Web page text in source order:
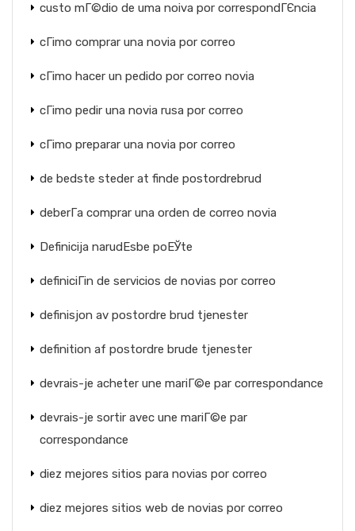
custo mГ©dio de uma noiva por correspondГЄncia
cГіmo comprar una novia por correo
cГіmo hacer un pedido por correo novia
cГіmo pedir una novia rusa por correo
cГіmo preparar una novia por correo
de bedste steder at finde postordrebrud
deberГ­a comprar una orden de correo novia
Definicija narudЕѕbe poЕЎte
definiciГіn de servicios de novias por correo
definisjon av postordre brud tjenester
definition af postordre brude tjenester
devrais-je acheter une mariГ©e par correspondance
devrais-je sortir avec une mariГ©e par
correspondance
diez mejores sitios para novias por correo
diez mejores sitios web de novias por correo